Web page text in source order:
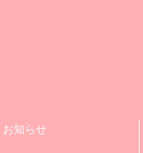
お知らせ